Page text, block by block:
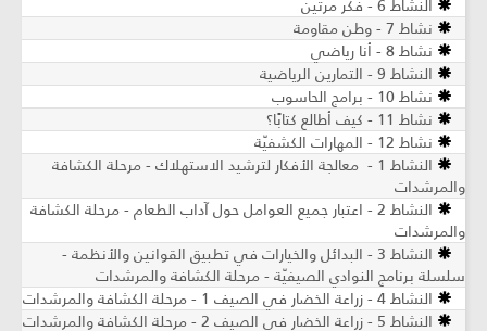
النشاط 6 - فكّر مرتين
نشاط 7 - وطن مقاومة
نشاط 8 - أنا رياضي
النشاط 9 - التمارين الرياضية
نشاط 10 - برامج الحاسوب
نشاط 11 - كيف أطالع كتابًا؟
نشاط 12 - المهارات الكشفيّة
النشاط 1 - معالجة الأفكار لترشيد الاستهلاك - مرحلة الكشافة
والمرشدات
النشاط 2 - اعتبار جميع العوامل حول آداب الطعام - مرحلة الكشافة
والمرشدات
النشاط 3 - البدائل والخيارات في تطبيق القوانين والأنظمة -
سلسلة برنامج النوادي الصيفيّة - مرحلة الكشافة والمرشدات
النشاط 4 - زراعة الخضار في الصيف 1 - مرحلة الكشافة والمرشدات
النشاط 5 - زراعة الخضار في الصيف 2 - مرحلة الكشافة والمرشدات